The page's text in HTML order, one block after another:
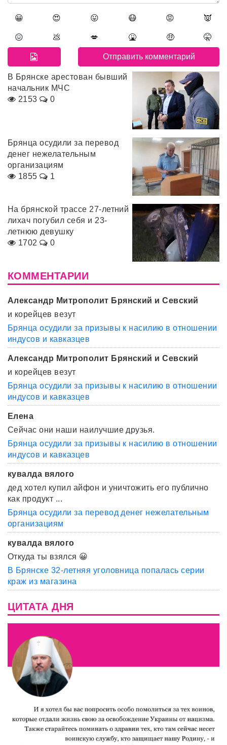
😀 😍 😛 😷 😡 👿
😖 💩 💋 🤮 🤑 🤫
В Брянске арестован бывший
начальник МЧС
2153
0
Брянца осудили за перевод
денег нежелательным
организациям
1855
1
На брянской трассе 27-летний
лихач погубил себя и 23-
летнюю девушку
1702
0
КОММЕНТАРИИ
Александр Митрополит Брянский и Севский
и корейцев везут
Брянца осудили за призывы к насилию в отношении
индусов и кавказцев
Александр Митрополит Брянский и Севский
и корейцев везут
Брянца осудили за призывы к насилию в отношении
индусов и кавказцев
Елена
Сейчас они наши наилучшие друзья.
Брянца осудили за призывы к насилию в отношении
индусов и кавказцев
кувалда вялого
дед хотел купил айфон и уничтожить его публично
как продукт ...
Брянца осудили за перевод денег нежелательным
организациям
кувалда вялого
Откуда ты взялся 😀
В Брянске 32-летняя уголовница попалась серии
краж из магазина
ЦИТАТА ДНЯ